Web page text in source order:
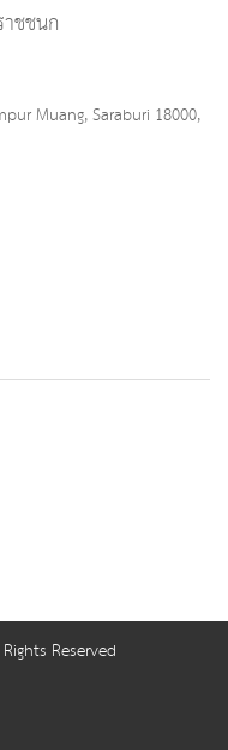
ชชนก
Muang, Saraburi 18000,
Reserved